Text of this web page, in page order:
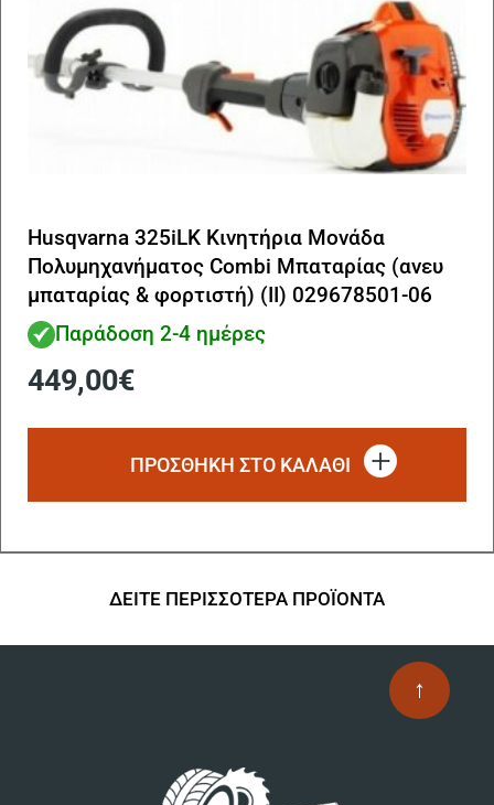
Husqvarna 325iLK Κινητήρια Μονάδα
Πολυμηχανήματος Combi Μπαταρίας (ανευ
μπαταρίας & φορτιστή) (ΙΙ) 029678501-06
Παράδοση 2-4 ημέρες
449,00€
ΠΡΟΣΘΗΚΗ ΣΤΟ ΚΑΛΑΘΙ
ΔΕΙΤΕ ΠΕΡΙΣΣΟΤΕΡΑ ΠΡΟΪΟΝΤΑ
↑